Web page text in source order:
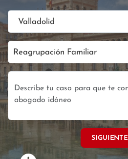
Valladolid
Reagrupación Familiar
SIGUIENTE